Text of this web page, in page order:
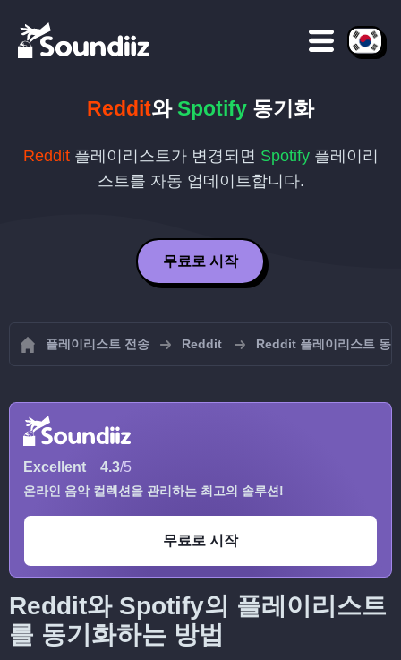
Reddit와 Spotify 동기화
Reddit플레이리스트가 변경되면 Spotify플레이리
스트를 자동 업데이트합니다.
무료로 시작
플레이리스트 전송 Reddit Reddit 플레이리스트 동
Excellent 4.3/5
온라인 음악 컬렉션을 관리하는 최고의 솔루션!
무료로 시작
Reddit와 Spotify의 플레이리스트
를 동기화하는 방법